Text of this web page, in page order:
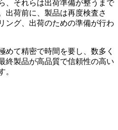
、それらは出荷準備が整うまで
出荷前に、製品は再度検査さ
ング、出荷のための準備が行わ
めて精密で時間を要し、数多く
終製品が高品質で信頼性の高い
。